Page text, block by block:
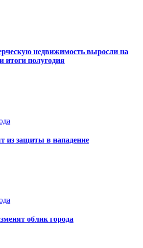
недвижимость выросли на
итоги полугодия
из защиты в нападение
облик города